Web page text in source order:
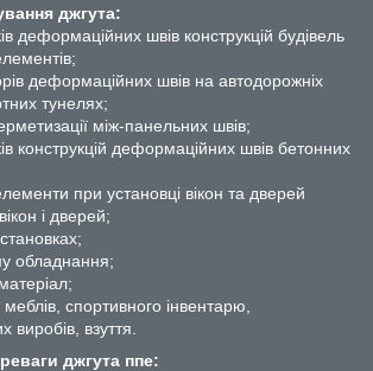
джгута:
деформаційних швів конструкцій будівель
деформаційних швів на автодорожніх
тунелях;
між-панельних швів;
конструкцій деформаційних швів бетонних
при установці вікон та дверей
і дверей;
обладнання;
спортивного інвентарю,
виробів, взуття.
джгута ппе: